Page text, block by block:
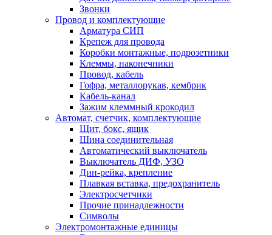
Звонки
Провод и комплектующие
Арматура СИП
Крепеж для провода
Коробки монтажные, подрозетники
Клеммы, наконечники
Провод, кабель
Гофра, металлорукав, кембрик
Кабель-канал
Зажим клеммный крокодил
Автомат, счетчик, комплектующие
Щит, бокс, ящик
Шина соединительная
Автоматический выключатель
Выключатель ДИФ, УЗО
Дин-рейка, крепление
Плавкая вставка, предохранитель
Электросчетчики
Прочие принадлежности
Символы
Электромонтажные единицы